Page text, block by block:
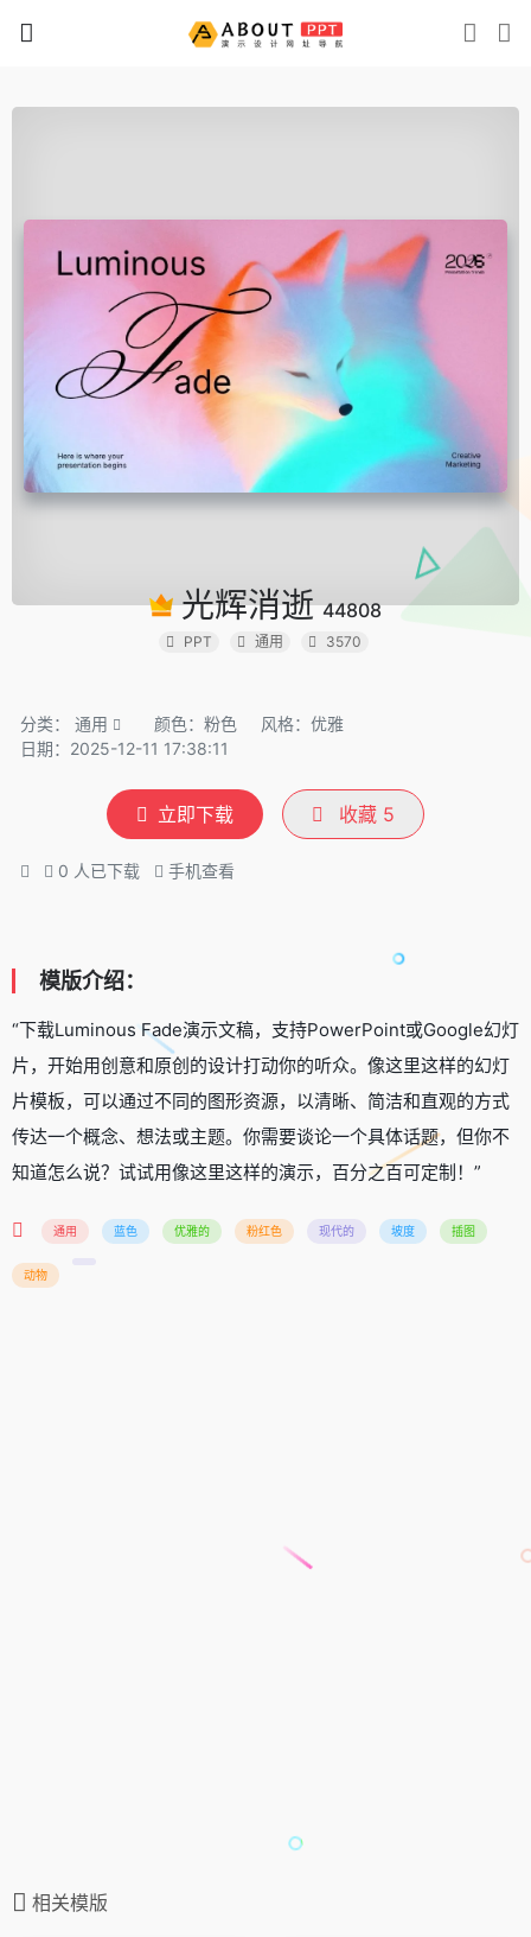
光辉消逝44808
PPT 通用 3570
分类： 通用 颜色：粉色
风格：优雅
日期：2025-12-11 17:38:11
立即下载 收藏 5
0 人已下载 手机查看
模版介绍：
“下载Luminous Fade演示文稿，支持PowerPoint或Google幻灯
片，开始用创意和原创的设计打动你的听众。像这里这样的幻灯
片模板，可以通过不同的图形资源，以清晰、简洁和直观的方式
传达一个概念、想法或主题。你需要谈论一个具体话题，但你不
知道怎么说？试试用像这里这样的演示，百分之百可定制！”
通用 蓝色 优雅的 粉红色 现代的 坡度 插图
动物
相关模版